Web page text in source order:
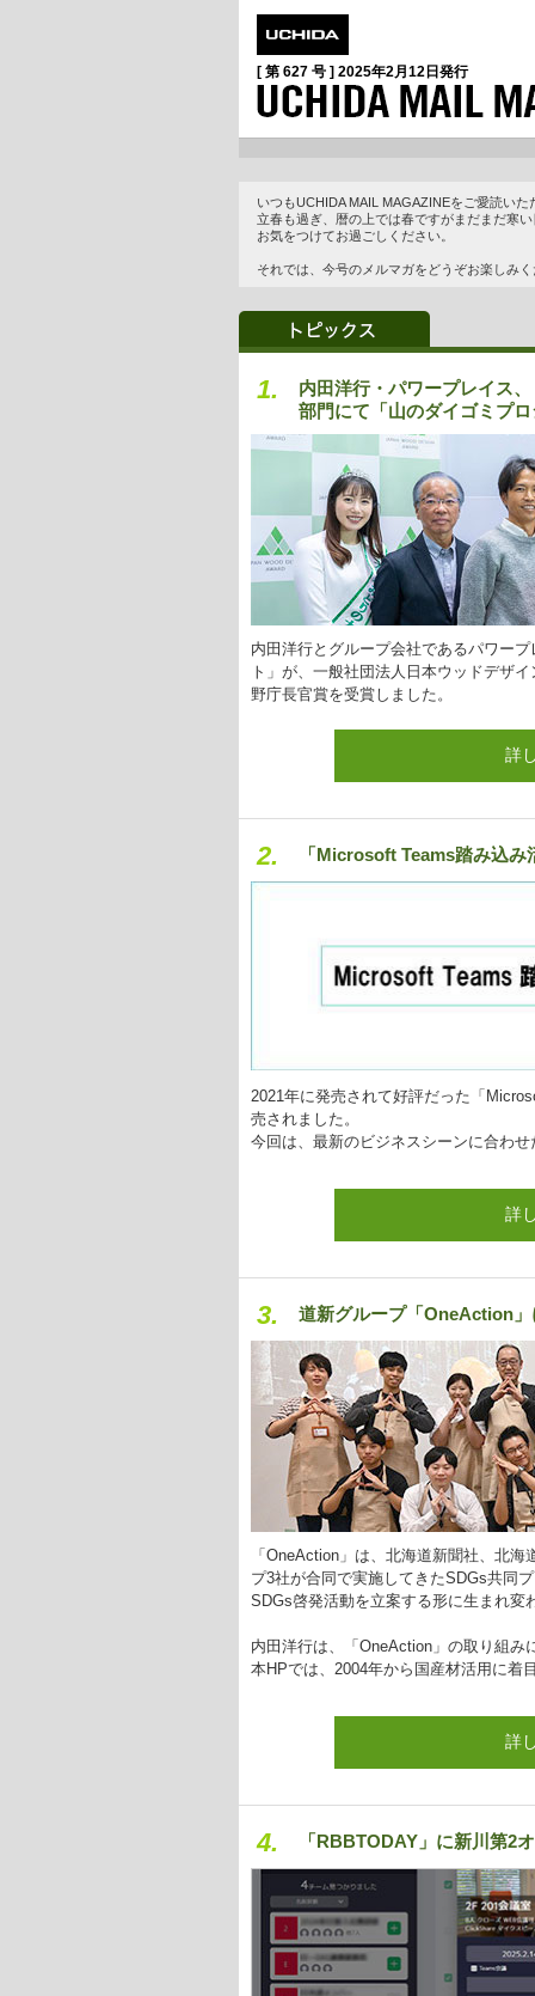
[ 第 627 号 ] 2025年2月12日 発行
いつもUCHIDA MAIL MAGAZINEをご愛読い
立春も過ぎ、暦の上では春ですがまだまだ寒
お気をつけてお過ごしください。
それでは、今号のメルマガをどうぞお楽しみ
1.
内田洋行・パワープレイス
部門にて「山のダイゴミプ
内田洋行とグループ会社であるパワー
ト」が、一般社団法人日本ウッドデザ
野庁長官賞を受賞しました。
詳
2. 「Microsoft Teams踏み込
2021年に発売されて好評だった「
売されました。
今回は、最新のビジネスシーンに合わ
詳
3. 道新グループ「OneAction
「OneAction」は、北海道新聞社、北
プ3社が合同で実施してきたSDGs共同
SDGs啓発活動を立案する形に生まれ変
内田洋行は、「OneAction」の取り組み
本HPでは、2004年から国産材活用に着
詳
4. 「RBBTODAY」に新川第2